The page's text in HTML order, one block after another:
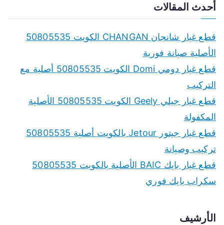
r
أحدث المقالات
قطع غيار شانجان CHANGAN الكويت 50805535
الأصلية صيانة فورية
قطع غيار دومي Domi الكويت 50805535 أصلية مع
التركيب
قطع غيار جيلي Geely الكويت 50805535 الأصلية
المكفولة
قطع غيار جيتور Jetour بالكويت أصلية 50805535
تركيب وصيانة
قطع غيار بايك BAIC الأصلية بالكويت 50805535
سكراب بايك فوري
الأرشيف